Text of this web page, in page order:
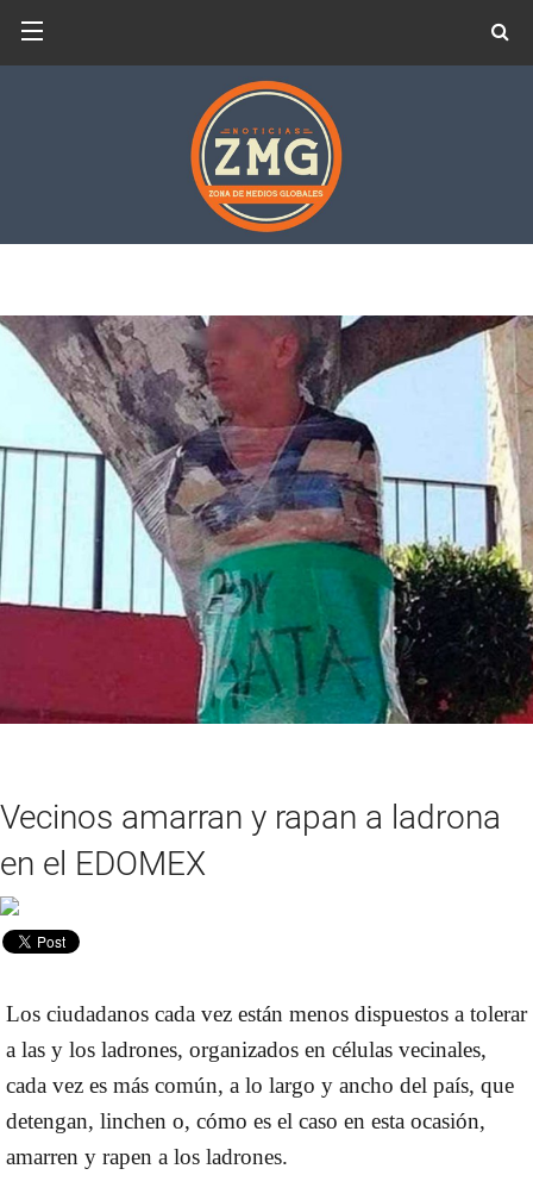
Vecinos amarran y rapan a ladrona
en el EDOMEX
Los ciudadanos cada vez están menos dispuestos a tolerar
a las y los ladrones, organizados en células vecinales,
cada vez es más común, a lo largo y ancho del país, que
detengan, linchen o, cómo es el caso en esta ocasión,
amarren y rapen a los ladrones.